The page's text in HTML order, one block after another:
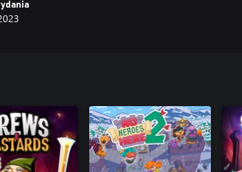
aby zagrać w co-
sobie w zęby za
generowane losowo
ukończyć grę z danym